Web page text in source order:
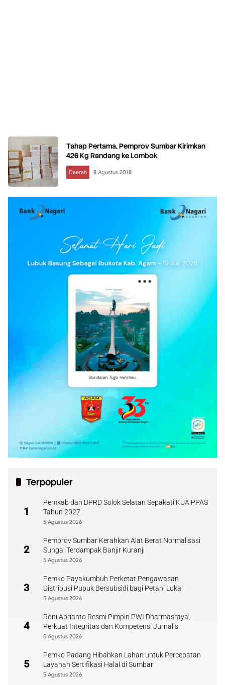
Tahap Pertama, Pemprov Sumbar Kirimkan
426 Kg Randang ke Lombok
Daerah 8 Agustus 2018
Terpopuler
1
Pemkab dan DPRD Solok Selatan Sepakati KUA PPAS
Tahun 2027
5 Agustus 2026
2
Pemprov Sumbar Kerahkan Alat Berat Normalisasi
Sungai Terdampak Banjir Kuranji
5 Agustus 2026
3
Pemko Payakumbuh Perketat Pengawasan
Distribusi Pupuk Bersubsidi bagi Petani Lokal
5 Agustus 2026
4
Roni Aprianto Resmi Pimpin PWI Dharmasraya,
Perkuat Integritas dan Kompetensi Jurnalis
5 Agustus 2026
5
Pemko Padang Hibahkan Lahan untuk Percepatan
Layanan Sertifikasi Halal di Sumbar
5 Agustus 2026